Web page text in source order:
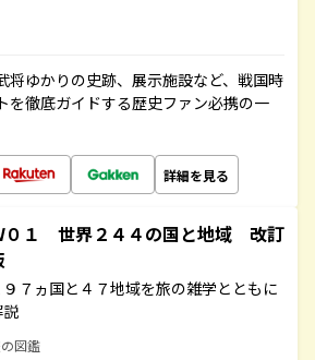
将ゆかりの史跡、展示施設など、戦国時
を徹底ガイドする歴史ファン必携の一
詳細を見る
０１ 世界２４４の国と地域 改訂
９７ヵ国と４７地域を旅の雑学とともに
図鑑